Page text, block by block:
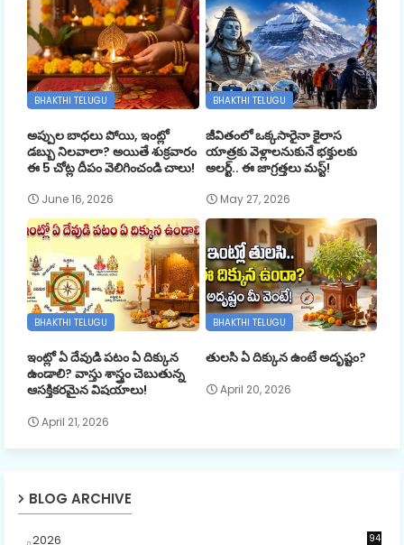
BHAKTHI TELUGU
అప్పుల బాధలు పోయి, ఇంట్లో
డబ్బు నిలవాలా? అయితే శుక్రవారం
ఈ 5 చోట్ల దీపం వెలిగించండి చాలు!
June 16, 2026
BHAKTHI TELUGU
జీవితంలో ఒక్కసారైనా కైలాస
యాత్రకు వెళ్లాలనుకునే భక్తులకు
అలర్ట్.. ఈ జాగ్రత్తలు మస్ట్!
May 27, 2026
BHAKTHI TELUGU
ఇంట్లో ఏ దేవుడి పటం ఏ దిక్కున
ఉండాలి? వాస్తు శాస్త్రం చెబుతున్న
ఆసక్తికరమైన విషయాలు!
April 21, 2026
BHAKTHI TELUGU
తులసి ఏ దిక్కున ఉంటే అదృష్టం?
April 20, 2026
BLOG ARCHIVE
2026
94